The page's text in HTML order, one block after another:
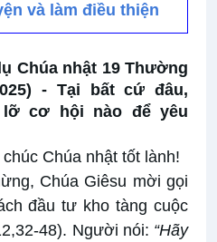
và làm điều thiện
Chúa nhật 19 Thường
- Tại bất cứ đâu,
cơ hội nào để yêu
Chúa nhật tốt lành!
Chúa Giêsu mời gọi
đầu tư kho tàng cuộc
48). Người nói: “Hãy